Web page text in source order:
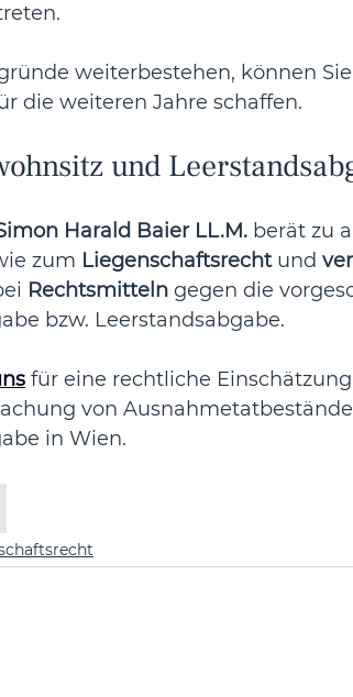
weiterbestehen, können
die weiteren Jahre schaffen.
und
Harald Baier LL.M. berät zu
zum Liegenschaftsrecht und
Rechtsmitteln gegen die
bzw. Leerstandsabgabe.
für eine rechtliche
von
in Wien.